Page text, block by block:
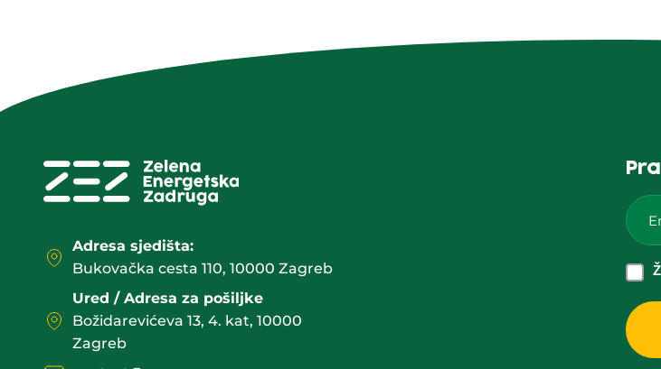
Adresa sjedišta:
Bukovačka cesta 110, 10000 Zagreb
Ured / Adresa za pošiljke
Božidarevićeva 13, 4. kat, 10000
Zagreb
Email
*